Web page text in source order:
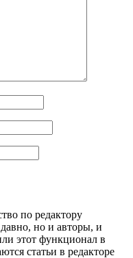
по редактору
но и авторы, и
этот функционал в
статьи в редакторе